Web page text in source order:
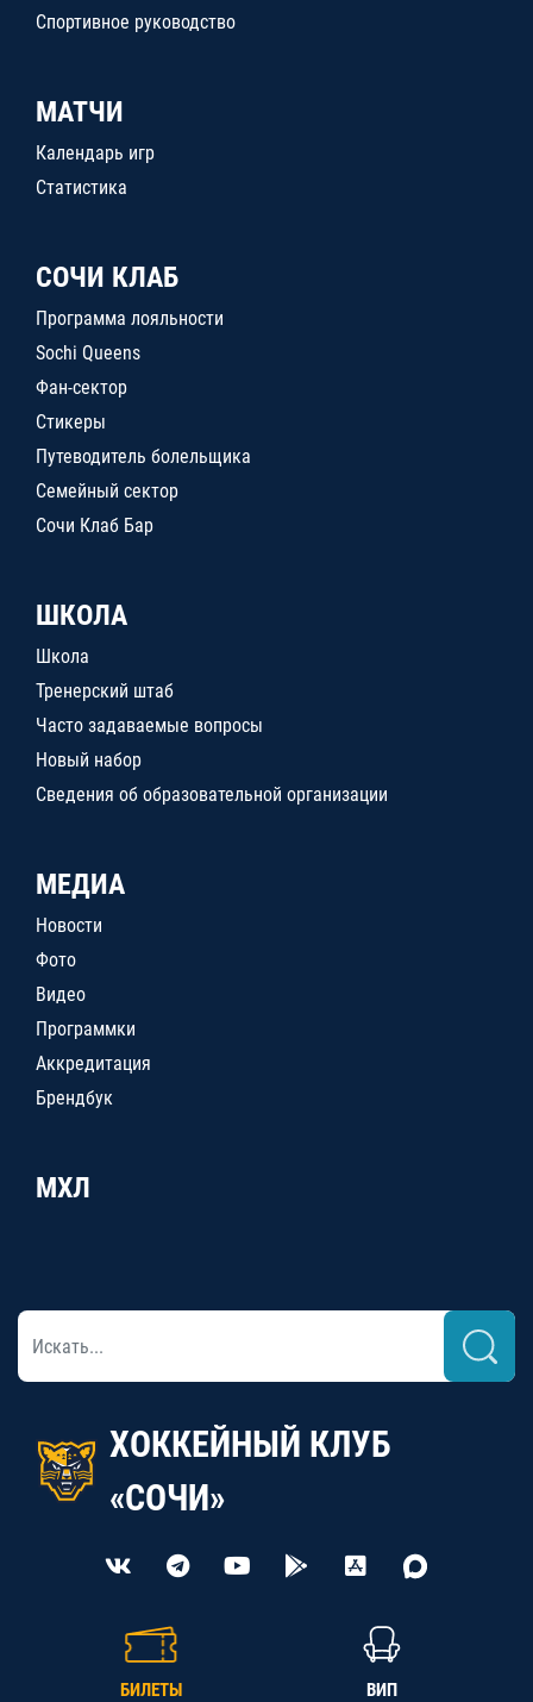
Спортивное руководство
МАТЧИ
Календарь игр
Статистика
СОЧИ КЛАБ
Программа лояльности
Sochi Queens
Фан-сектор
Стикеры
Путеводитель болельщика
Семейный сектор
Сочи Клаб Бар
ШКОЛА
Школа
Тренерский штаб
Часто задаваемые вопросы
Новый набор
Сведения об образовательной организации
МЕДИА
Новости
Фото
Видео
Программки
Аккредитация
Брендбук
МХЛ
ХОККЕЙНЫЙ КЛУБ
«СОЧИ»
БИЛЕТЫ ВИП